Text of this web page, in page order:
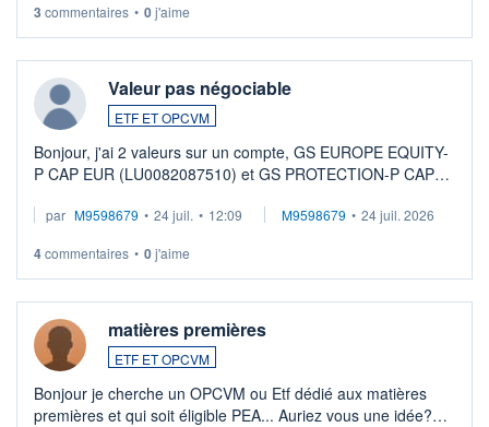
3 commentaires • 0j'aime
Valeur pas négociable
ETF ET OPCVM
Bonjour, j'ai 2 valeurs sur un compte, GS EUROPE EQUITY-
P CAP EUR (LU0082087510) et GS PROTECTION-P CAP
veux procéder à la vente, on me signale ...
par M9598679 • 24 juil. • 12:09 M9598679 • 24 juil. 2026
4commentaires • 0j'aime
matières premières
ETF ET OPCVM
Bonjour je cherche un OPCVM ou Etf dédié aux matières
premières et qui soit éligible PEA... Auriez vous une idée?